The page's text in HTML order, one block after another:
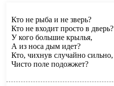
Кто не рыба и не зверь?
Кто не входит просто в дверь?
У кого большие крылья,
А из носа дым идет?
Кто, чихнув случайно сильно,
Чисто поле подожжет?